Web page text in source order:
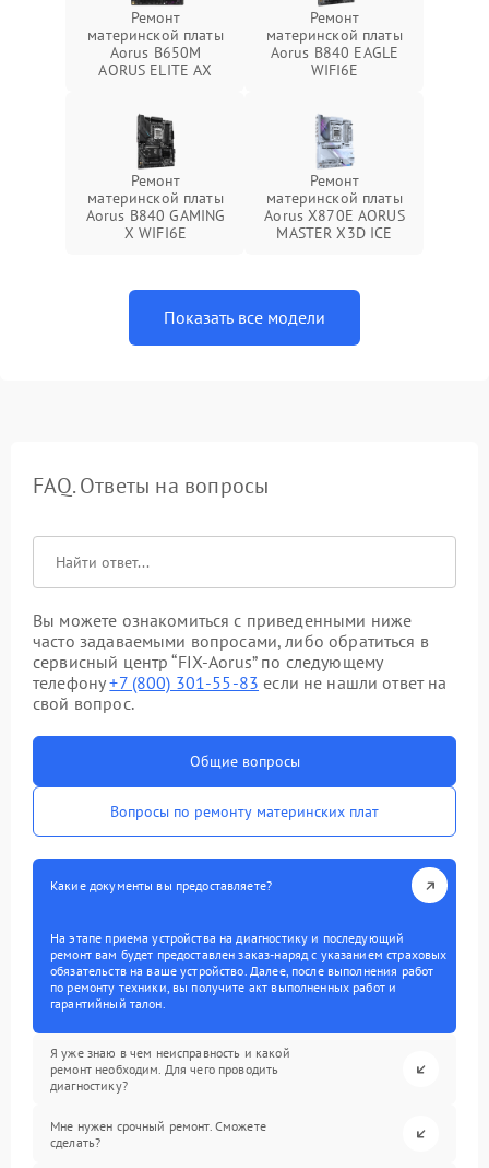
Ремонт
материнской платы
Aorus B650M
AORUS ELITE AX
Ремонт
материнской платы
Aorus B840 EAGLE
WIFI6E
Ремонт
материнской платы
Aorus B840 GAMING
X WIFI6E
Ремонт
материнской платы
Aorus X870E AORUS
MASTER X3D ICE
Показать все модели
FAQ. Ответы на вопросы
Вы можете ознакомиться с приведенными ниже
часто задаваемыми вопросами, либо обратиться в
сервисный центр “FIX-Aorus” по следующему
телефону+7 (800) 301-55-83 если не нашли ответ на
свой вопрос.
Общие вопросы
Вопросы по ремонту материнских плат
Какие документы вы предоставляете?
На этапе приема устройства на диагностику и последующий
ремонт вам будет предоставлен заказ-наряд с указанием страховых
обязательств на ваше устройство. Далее, после выполнения работ
по ремонту техники, вы получите акт выполненных работ и
гарантийный талон.
Я уже знаю в чем неисправность и какой
ремонт необходим. Для чего проводить
диагностику?
Мне нужен срочный ремонт. Сможете
сделать?